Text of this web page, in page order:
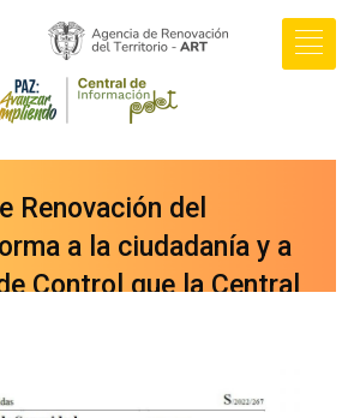
Renovación del
a la ciudadanía y a
Control que la Central